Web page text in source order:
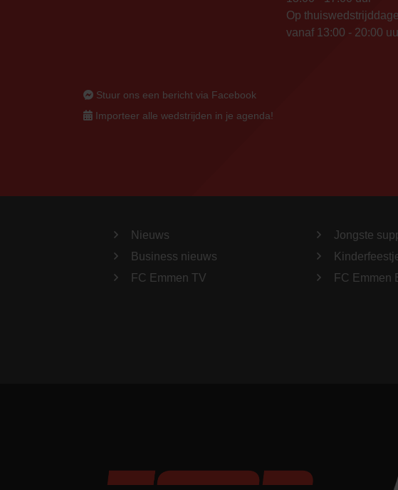
Op
vanaf 13:00 - 20:00
Stuur ons een bericht via Facebook
Importeer alle wedstrijden in je agenda!
Nieuws
Business nieuws
FC Emmen TV
Jongste
FC Emmen